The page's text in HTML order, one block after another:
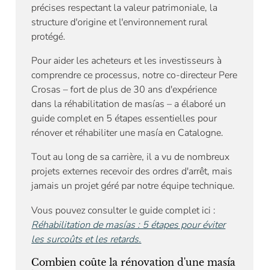
précises respectant la valeur patrimoniale, la
structure d'origine et l'environnement rural
protégé.
Pour aider les acheteurs et les investisseurs à
comprendre ce processus, notre co-directeur Pere
Crosas – fort de plus de 30 ans d'expérience
dans la réhabilitation de masías – a élaboré un
guide complet en 5 étapes essentielles pour
rénover et réhabiliter une masía en Catalogne.
Tout au long de sa carrière, il a vu de nombreux
projets externes recevoir des ordres d'arrêt, mais
jamais un projet géré par notre équipe technique.
Vous pouvez consulter le guide complet ici :
Réhabilitation de masías : 5 étapes pour éviter
les surcoûts et les retards.
Combien coûte la rénovation d'une masía